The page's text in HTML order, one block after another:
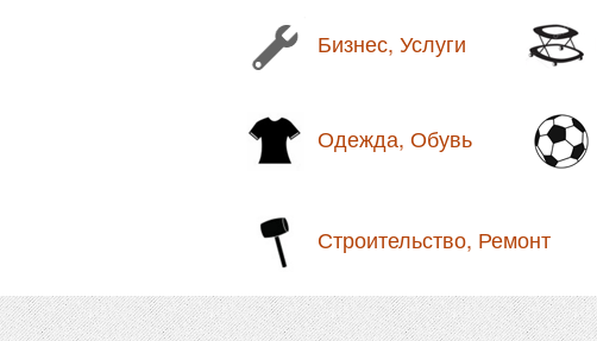
Бизнес, Услуги
Одежда, Обувь
Строительство, Ремонт